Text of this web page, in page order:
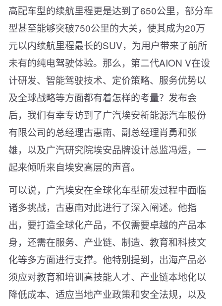
高配车型的续航里程更是达到了650公里，部分车
型甚至能够突破750公里的大关，使其成为20万
元以内续航里程最长的SUV，为用户带来了前所
未有的纯电驾驶体验。那么，第二代AION V在设
计研发、智能驾驶技术、定价策略、服务优势以
及全球战略等方面都有着怎样的考量？发布会
后，我们有幸专访到了广汽埃安新能源汽车股份
有限公司的总经理古惠南、副总经理肖勇和张
雄，以及广汽研究院埃安品牌设计总监冯煜，一
起来倾听来自埃安高层的声音。
可以说，广汽埃安在全球化车型研发过程中面临
诸多挑战，古惠南对此进行了深入阐述。他指
出，要打造全球化产品，不仅需要卓越的产品本
身，还需在服务、产业链、制造、教育和科技文
化等多方面进行支撑。他特别提到，出海产品必
须应对教育和培训高技能人才、产业链本地化以
降低成本、适应当地产业政策和安全法规，以及